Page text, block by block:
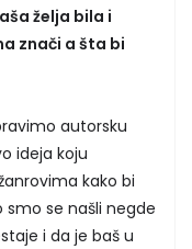
želja bila i
znači a šta bi
autorsku
ideja koju
kako bi
smo se našli negde
i da je baš u